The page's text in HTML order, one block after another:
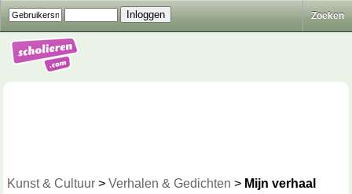
Zoeken
Kunst & Cultuur > Verhalen & Gedichten > Mijn verhaal